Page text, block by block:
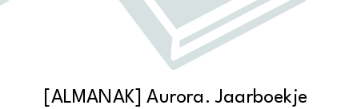
[ALMANAK] Aurora. Jaarboekje